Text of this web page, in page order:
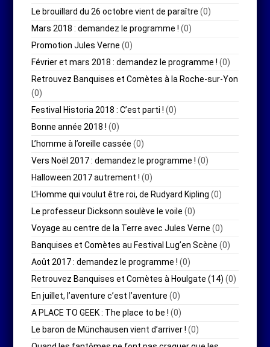
Le brouillard du 26 octobre vient de paraître (0)
Mars 2018 : demandez le programme ! (0)
Promotion Jules Verne (0)
Février et mars 2018 : demandez le programme ! (0)
Retrouvez Banquises et Comètes à la Roche-sur-Yon
(0)
Festival Historia 2018 : C’est parti ! (0)
Bonne année 2018 ! (0)
L’homme à l’oreille cassée (0)
Vers Noël 2017 : demandez le programme ! (0)
Halloween 2017 autrement ! (0)
L’Homme qui voulut être roi, de Rudyard Kipling (0)
Le professeur Dicksonn soulève le voile (0)
Voyage au centre de la Terre avec Jules Verne (0)
Banquises et Comètes au Festival Lug’en Scène (0)
Août 2017 : demandez le programme ! (0)
Retrouvez Banquises et Comètes à Houlgate (14) (0)
En juillet, l’aventure c’est l’aventure (0)
A PLACE TO GEEK : The place to be ! (0)
Le baron de Münchausen vient d’arriver ! (0)